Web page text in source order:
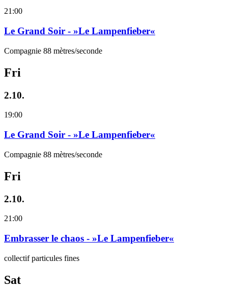
21:00
Le Grand Soir - »Le Lampenfieber«
Compagnie 88 mètres/seconde
Fri
2.10.
19:00
Le Grand Soir - »Le Lampenfieber«
Compagnie 88 mètres/seconde
Fri
2.10.
21:00
Embrasser le chaos - »Le Lampenfieber«
collectif particules fines
Sat